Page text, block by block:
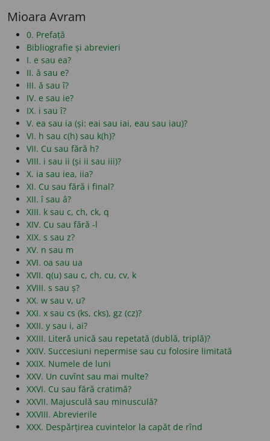
Mioara Avram
0. Prefață
Bibliografie și abrevieri
I. e sau ea?
II. ă sau e?
III. ă sau î?
IV. e sau ie?
IX. i sau î?
V. ea sau ia (și: eai sau iai, eau sau iau)?
VI. h sau c(h) sau k(h)?
VII. Cu sau fără h?
VIII. i sau ii (și ii sau iii)?
X. ia sau iea, iia?
XI. Cu sau fără i final?
XII. î sau â?
XIII. k sau c, ch, ck, q
XIV. Cu sau fără -l
XIX. s sau z?
XV. n sau m
XVI. oa sau ua
XVII. q(u) sau c, ch, cu, cv, k
XVIII. s sau ș?
XX. w sau v, u?
XXI. x sau cs (ks, cks), gz (cz)?
XXII. y sau i, ai?
XXIII. Literă unică sau repetată (dublă, triplă)?
XXIV. Succesiuni nepermise sau cu folosire limitată
XXIX. Numele de luni
XXV. Un cuvînt sau mai multe?
XXVI. Cu sau fără cratimă?
XXVII. Majusculă sau minusculă?
XXVIII. Abrevierile
XXX. Despărțirea cuvintelor la capăt de rînd